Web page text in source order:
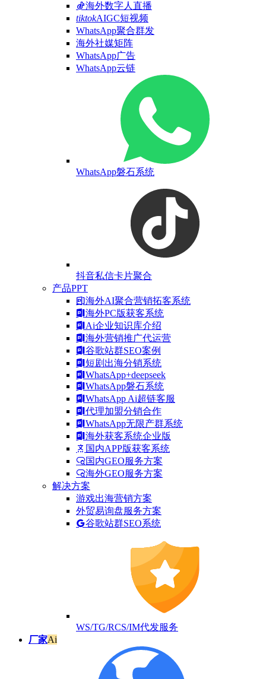
海外数字人直播
tiktokAIGC短视频
WhatsApp聚合群发
海外社媒矩阵
WhatsApp广告
WhatsApp云链
WhatsApp磐石系统
抖音私信卡片聚合
产品PPT
海外AI聚合营销拓客系统
海外PC版获客系统
Ai企业知识库介绍
海外营销推广代运营
谷歌站群SEO案例
短剧出海分销系统
WhatsApp+deepseek
WhatsApp磐石系统
WhatsApp Ai超链客服
代理加盟分销合作
WhatsApp无限产群系统
海外获客系统企业版
国内APP版获客系统
国内GEO服务方案
海外GEO服务方案
解决方案
游戏出海营销方案
外贸易询盘服务方案
谷歌站群SEO系统
WS/TG/RCS/IM代发服务
厂家Ai